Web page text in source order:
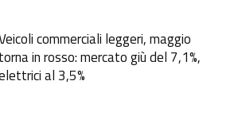
commerciali leggeri, maggio
torna in rosso: mercato giù del 7,1%,
al 3,5%